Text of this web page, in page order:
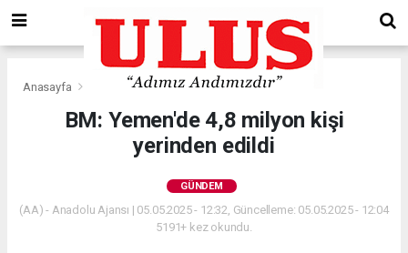
Anasayfa Gündem
BM: Yemen'de 4,8 milyon kişi
yerinden edildi
GÜNDEM
(AA) - Anadolu Ajansı | 05.05.2025 - 12:32, Güncelleme: 05.05.2025 - 12:04
5191+ kez okundu.